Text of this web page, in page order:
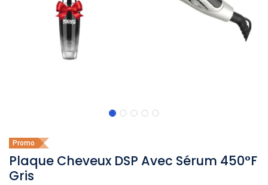
Promo
Plaque Cheveux DSP Avec Sérum 450°F
Gris